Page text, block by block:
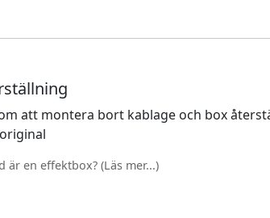
att montera bort kablage och box
är en effektbox? (Läs mer...)